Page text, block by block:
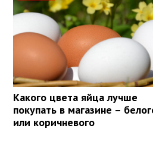
Какого цвета яйца лучше
покупать в магазине –
или коричневого